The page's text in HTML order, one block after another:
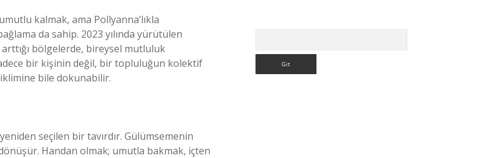
kalmak, ama Pollyanna’lıkla
da sahip. 2023 yılında yürütülen
bölgelerde, bireysel mutluluk
bir kişinin değil, bir topluluğun kolektif
bile dokunabilir.
seçilen bir tavırdır. Gülümsemenin
Handan olmak; umutla bakmak, içten